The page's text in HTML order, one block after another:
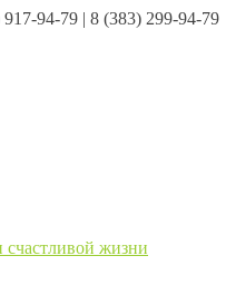
94-79 | 8 (383) 299-94-79